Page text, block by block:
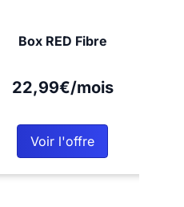
Box RED Fibre
22,99€/mois
Voir l'offre